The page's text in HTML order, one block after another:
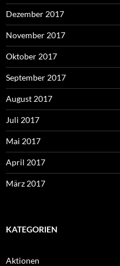
Dezember 2017
November 2017
Oktober 2017
September 2017
August 2017
Juli 2017
Mai 2017
April 2017
März 2017
KATEGORIEN
Aktionen